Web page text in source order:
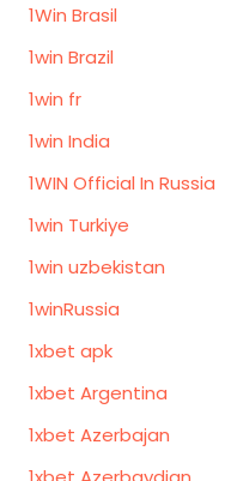
1Win Brasil
1win Brazil
1win fr
1win India
1WIN Official In Russia
1win Turkiye
1win uzbekistan
1winRussia
1xbet apk
1xbet Argentina
1xbet Azerbajan